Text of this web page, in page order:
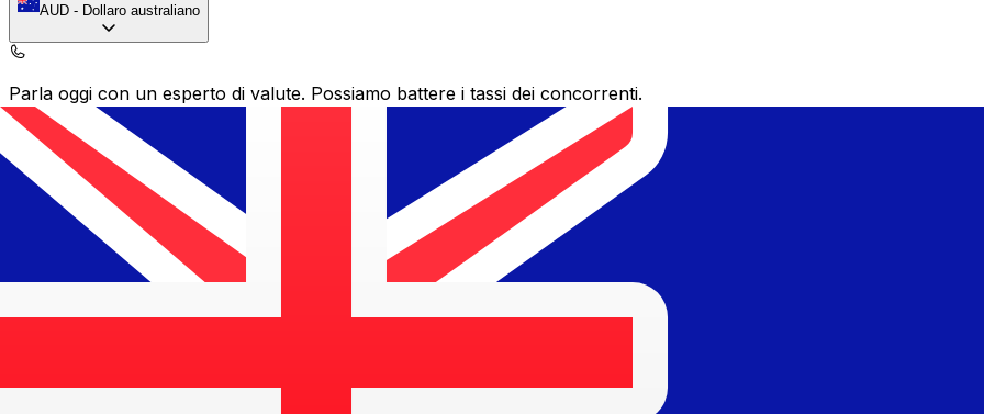
AUD - Dollaro australiano
Parla oggi con un esperto di valute. Possiamo battere i tassi dei concorrenti.
Prenota una chiamata
Fornitore